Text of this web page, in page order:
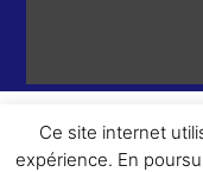
Ce site internet
expérience. En